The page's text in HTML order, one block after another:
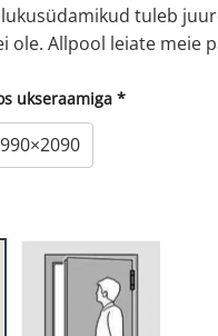
lukusüdamikud tuleb
ole. Allpool leiate meie
ukseraamiga *
990×2090